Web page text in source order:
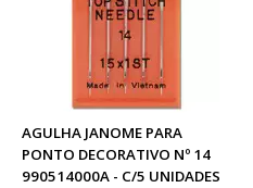
AGULHA JANOME PARA
PONTO DECORATIVO Nº 14
990514000A - C/5 UNIDADES